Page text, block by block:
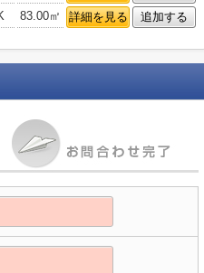
83.00㎡ 詳細を見る 追加する